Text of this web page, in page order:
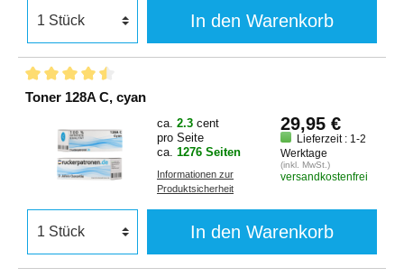
In den Warenkorb
Toner 128A C, cyan
ca. 2.3 cent
pro Seite
ca. 1276 Seiten
Informationen zur
Produktsicherheit
29,95 €
Lieferzeit : 1-2
Werktage
(inkl. MwSt.)
versandkostenfrei
In den Warenkorb